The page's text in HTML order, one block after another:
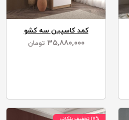
کمد کاسپین سه کشو
۳۵,۸۸۰,۰۰۰ تومان